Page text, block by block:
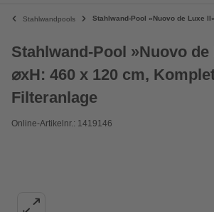
Stahlwandpools Stahlwand-Pool »Nuovo de Luxe
Stahlwand-Pool »Nuovo de
⌀xH: 460 x 120 cm,
Filteranlage
Online-Artikelnr.: 1419146